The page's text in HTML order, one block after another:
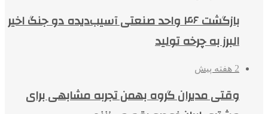
بازگشت ۴۶ واحد صنعتی آسیب‌دیده دو جنگ اخیر
البرز به چرخه تولید
2 هفته پیش
وقتی مدیران گروه بهمن تجربه مشابهی برای